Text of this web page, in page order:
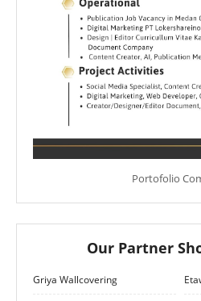
Portofolio
Our Partner
Griya Wallcovering